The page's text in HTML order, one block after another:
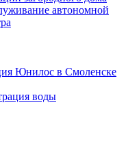
автономной
Юнилос в Смоленске
воды